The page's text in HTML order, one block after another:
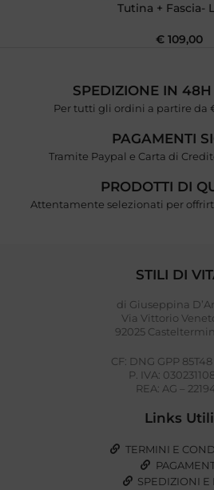
Tutina + Fascia-
€109,00
SPEDIZIONE IN 48H
Per tutti gli ordini a partire da
PAGAMENTI
Tramite Paypal e Carta di
PRODOTTI DI
Attentamente selezionati per
STILI DI
di Giuseppina
Via Vittorio
92025
CF: DNG GPP
P. IVA:
REA: AG –
Links Utili
TERMINI E
SPEDIZIONI E